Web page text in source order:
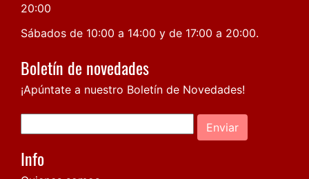
20:00
Sábados de 10:00 a 14:00 y de 17:00 a 20:00.
Boletín de novedades
¡Apúntate a nuestro Boletín de Novedades!
Enviar
Info